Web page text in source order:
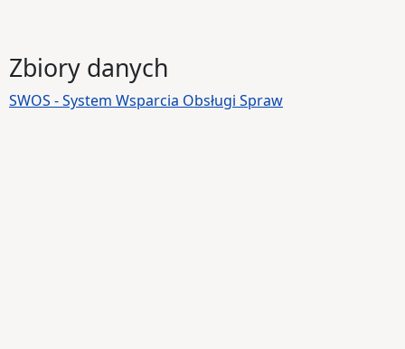
Zbiory danych
SWOS - System Wsparcia Obsługi Spraw